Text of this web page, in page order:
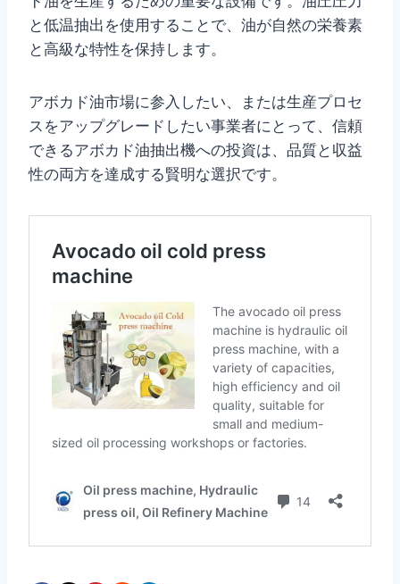
と低温抽出を使用することで、油が自然の栄養素
と高級な特性を保持します。
アボカド油市場に参入したい、または生産プロセ
スをアップグレードしたい事業者にとって、信頼
できるアボカド油抽出機への投資は、品質と収益
性の両方を達成する賢明な選択です。